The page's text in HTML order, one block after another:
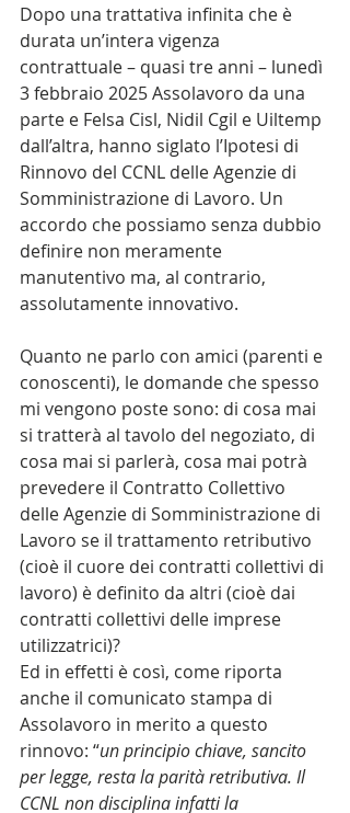
Dopo una trattativa infinita che è
durata un’intera vigenza
contrattuale – quasi tre anni – lunedì
3 febbraio 2025 Assolavoro da una
parte e Felsa Cisl, Nidil Cgil e Uiltemp
dall’altra, hanno siglato l’Ipotesi di
Rinnovo del CCNL delle Agenzie di
Somministrazione di Lavoro. Un
accordo che possiamo senza dubbio
definire non meramente
manutentivo ma, al contrario,
assolutamente innovativo.
Quanto ne parlo con amici (parenti e
conoscenti), le domande che spesso
mi vengono poste sono: di cosa mai
si tratterà al tavolo del negoziato, di
cosa mai si parlerà, cosa mai potrà
prevedere il Contratto Collettivo
delle Agenzie di Somministrazione di
Lavoro se il trattamento retributivo
(cioè il cuore dei contratti collettivi di
lavoro) è definito da altri (cioè dai
contratti collettivi delle imprese
utilizzatrici)?
Ed in effetti è così, come riporta
anche il comunicato stampa di
Assolavoro in merito a questo
rinnovo: “un principio chiave, sancito
per legge, resta la parità retributiva. Il
CCNL non disciplina infatti la